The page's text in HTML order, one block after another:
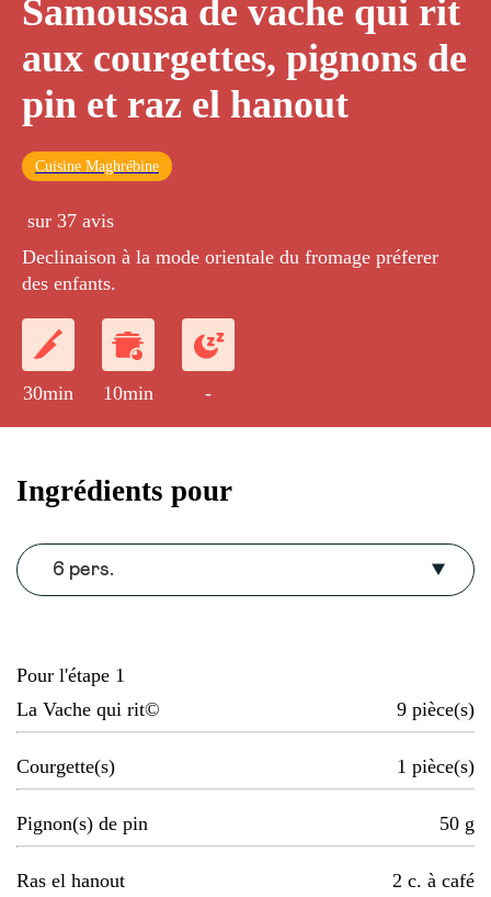
Samoussa de vache qui rit
aux courgettes, pignons de
pin et raz el hanout
Cuisine Maghrébine
sur 37 avis
Declinaison à la mode orientale du fromage préferer
des enfants.
30min 10min -
Ingrédients pour
6 pers.
Pour l'étape 1
La Vache qui rit©
9 pièce(s)
Courgette(s) 1 pièce(s)
Pignon(s) de pin 50 g
Ras el hanout 2 c. à café